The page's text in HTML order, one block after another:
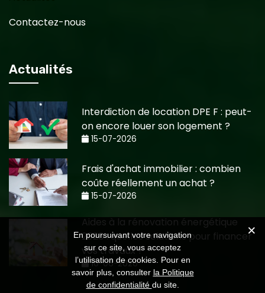
Contactez-nous
Actualités
Interdiction de location DPE F : peut-
on encore louer son logement ?
15-07-2026
Frais d'achat immobilier : combien
coûte réellement un achat ?
15-07-2026
Aides à la rénovation énergétique
2026 : quelles solutions pour financer
vos travaux ?
10-06-2026
En poursuivant votre navigation
sur ce site, vous acceptez
l’utilisation de cookies. Pour en
savoir plus, consulter la Politique
de confidentialité du site.